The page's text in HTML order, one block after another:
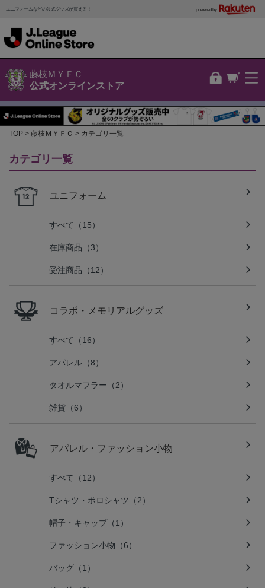
ユニフォームなどの公式グッズが買える！ powered by
藤枝ＭＹＦＣ
公式オンラインストア
TOP 藤枝ＭＹＦＣ カテゴリ一覧
カテゴリ一覧
ユニフォーム
すべて（15）
在庫商品（3）
受注商品（12）
コラボ・メモリアルグッズ
すべて（16）
アパレル（8）
タオルマフラー（2）
雑貨（6）
アパレル・ファッション小物
すべて（12）
Tシャツ・ポロシャツ（2）
帽子・キャップ（1）
ファッション小物（6）
バッグ（1）